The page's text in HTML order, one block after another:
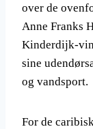
over de
Anne Franks
Kinderdijk-
sine
og vandsport.
For de